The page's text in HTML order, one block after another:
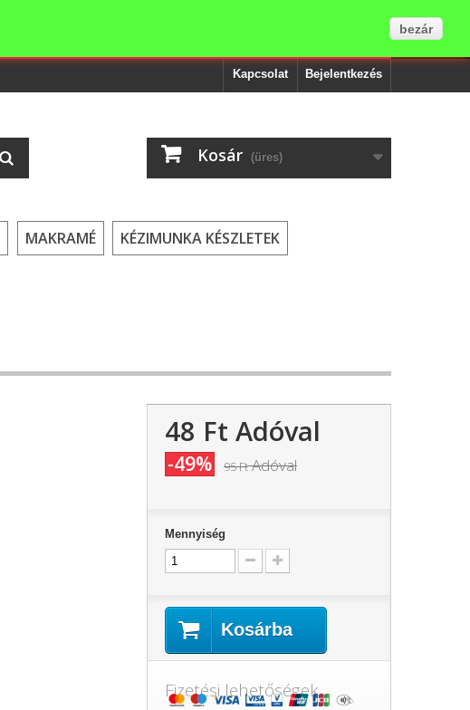
Bejelentkezés
Kapcsolat
Kosár (üres)
MAKRAMÉ KÉZIMUNKA KÉSZLETEK
48 Ft‎ Adóval
-49% 95 Ft‎Adóval
Mennyiség
Kosárba
Fizetési lehetőségek
bezár